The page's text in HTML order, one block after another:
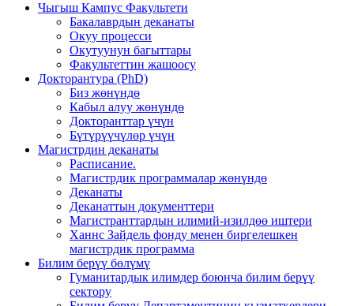
Чыгыш Кампус Факультети
Бакалаврдын деканаты
Окуу процесси
Окутуунун багыттары
Факультеттин жашоосу
Докторантура (PhD)
Биз жөнүндө
Кабыл алуу жөнүндө
Докторанттар үчүн
Бүтүрүүчүлөр үчүн
Магистрдин деканаты
Расписание.
Магистрдик программалар жөнүндө
Деканаты
Деканаттын документтери
Магистранттардын илимий-изилдөө иштери
Ханнс Зайдель фонду менен биргелешкен
магистрдик программа
Билим берүү бөлүмү
Гуманитардык илимдер боюнча билим берүү
сектору